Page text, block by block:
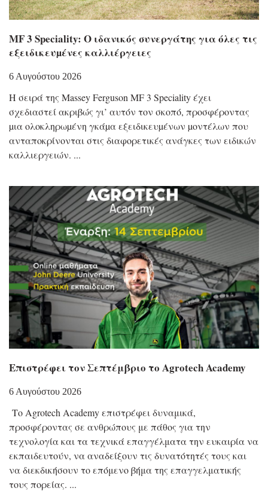
MF 3 Speciality: Ο ιδανικός συνεργάτης για όλες τις
εξειδικευµένες καλλιέργειες
6 Αυγούστου 2026
Η σειρά της Massey Ferguson MF 3 Speciality έχει
σχεδιαστεί ακριβώς γι’ αυτόν τον σκοπό, προσφέροντας
µια ολοκληρωµένη γκάµα εξειδικευµένων µοντέλων που
ανταποκρίνονται στις διαφορετικές ανάγκες των ειδικών
καλλιεργειών.
Επιστρέφει τον Σεπτέμβριο το Agrotech Academy
6 Αυγούστου 2026
Το Agrotech Academy επιστρέφει δυναμικά,
προσφέροντας σε ανθρώπους με πάθος για την
τεχνολογία και τα τεχνικά επαγγέλματα την ευκαιρία να
εκπαιδευτούν, να αναδείξουν τις δυνατότητές τους και
να διεκδικήσουν το επόμενο βήμα της επαγγελματικής
τους πορείας.